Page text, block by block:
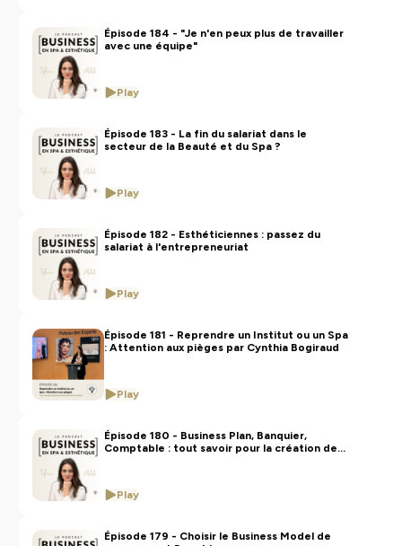
Épisode 184 - "Je n'en peux plus de travailler
avec une équipe"
Play
Épisode 183 - La fin du salariat dans le
secteur de la Beauté et du Spa ?
Play
Épisode 182 - Esthéticiennes : passez du
salariat à l'entrepreneuriat
Play
Épisode 181 - Reprendre un Institut ou un Spa
: Attention aux pièges par Cynthia Bogiraud
Play
Épisode 180 - Business Plan, Banquier,
Comptable : tout savoir pour la création de
Play
Épisode 179 - Choisir le Business Model de